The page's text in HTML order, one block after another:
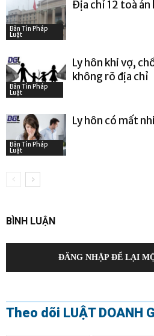
Bản Tin Pháp
Luật
Địa chỉ 12 toà án
Bản Tin Pháp
Luật
Ly hôn khi vợ,
không rõ địa chỉ
Bản Tin Pháp
Luật
Ly hôn có mất
BÌNH LUẬN
ĐĂNG NHẬP ĐỂ LẠI
Theo dõi LUẬT DOANH